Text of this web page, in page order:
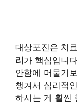
대상포진은 치
리 가 핵심입니
안함에 머물기
챙겨서 심리적
하시는 게 훨씬